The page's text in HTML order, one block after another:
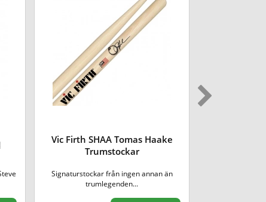
Vic Firth SHAA Tomas Haake
Trumstockar
Signaturstockar från ingen annan än
trumlegenden...